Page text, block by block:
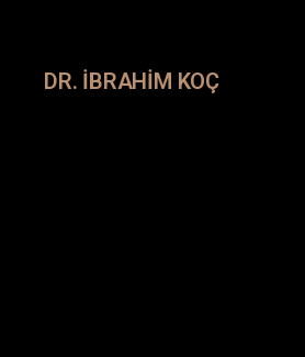
DR. İBRAHIM KOÇ